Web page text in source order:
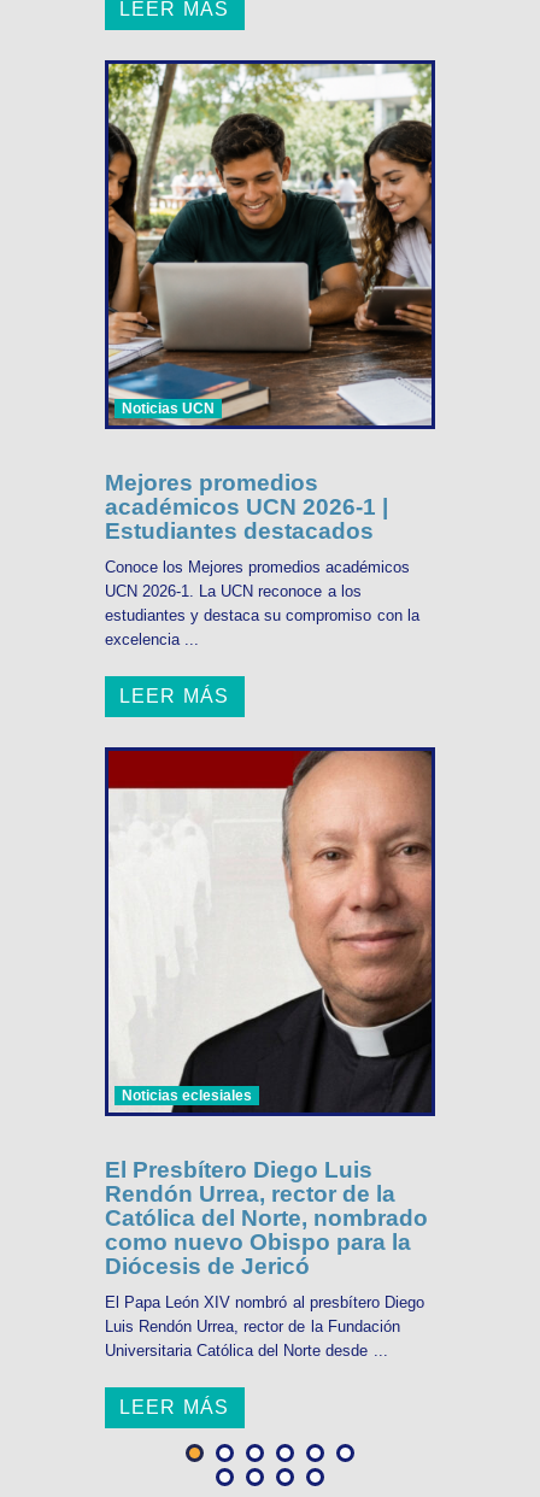
LEER MÁS
Noticias UCN
Mejores promedios
académicos UCN 2026-1 |
Estudiantes destacados
Conoce los Mejores promedios académicos
UCN 2026-1. La UCN reconoce a los
estudiantes y destaca su compromiso con la
excelencia ...
LEER MÁS
Noticias eclesiales
El Presbítero Diego Luis
Rendón Urrea, rector de la
Católica del Norte, nombrado
como nuevo Obispo para la
Diócesis de Jericó
El Papa León XIV nombró al presbítero Diego
Luis Rendón Urrea, rector de la Fundación
Universitaria Católica del Norte desde ...
LEER MÁS